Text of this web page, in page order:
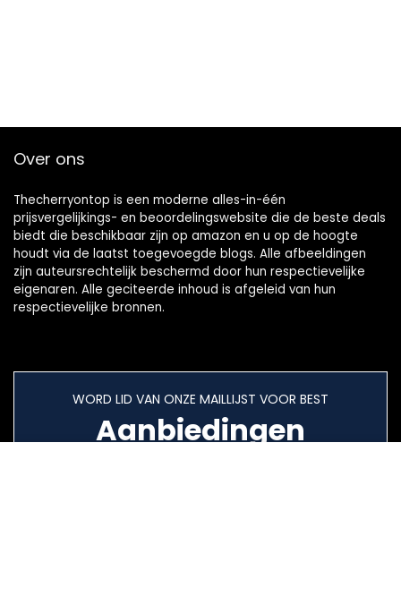
Over ons
Thecherryontop is een moderne alles-in-één
prijsvergelijkings- en beoordelingswebsite die de beste deals
biedt die beschikbaar zijn op amazon en u op de hoogte
houdt via de laatst toegevoegde blogs. Alle afbeeldingen
zijn auteursrechtelijk beschermd door hun respectievelijke
eigenaren. Alle geciteerde inhoud is afgeleid van hun
respectievelijke bronnen.
WORD LID VAN ONZE MAILLIJST VOOR BEST
Aanbiedingen